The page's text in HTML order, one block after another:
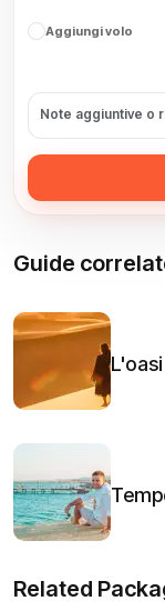
Aggiungi volo
Guide
Related